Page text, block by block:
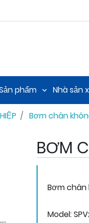
Ty
phẩm Nhà sản
Bơm chân
BƠM
Bơm chân
Model: